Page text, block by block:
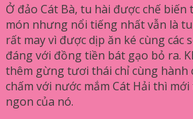
Ở đảo Cát Bà, tu hài được chế
món nhưng nổi tiếng nhất vẫn là
rất may vì được dịp ăn ké cùng các
đáng với đồng tiền bát gạo bỏ ra.
thêm gừng tươi thái chỉ cùng hành
chấm với nước mắm Cát Hải thì
ngon của nó.